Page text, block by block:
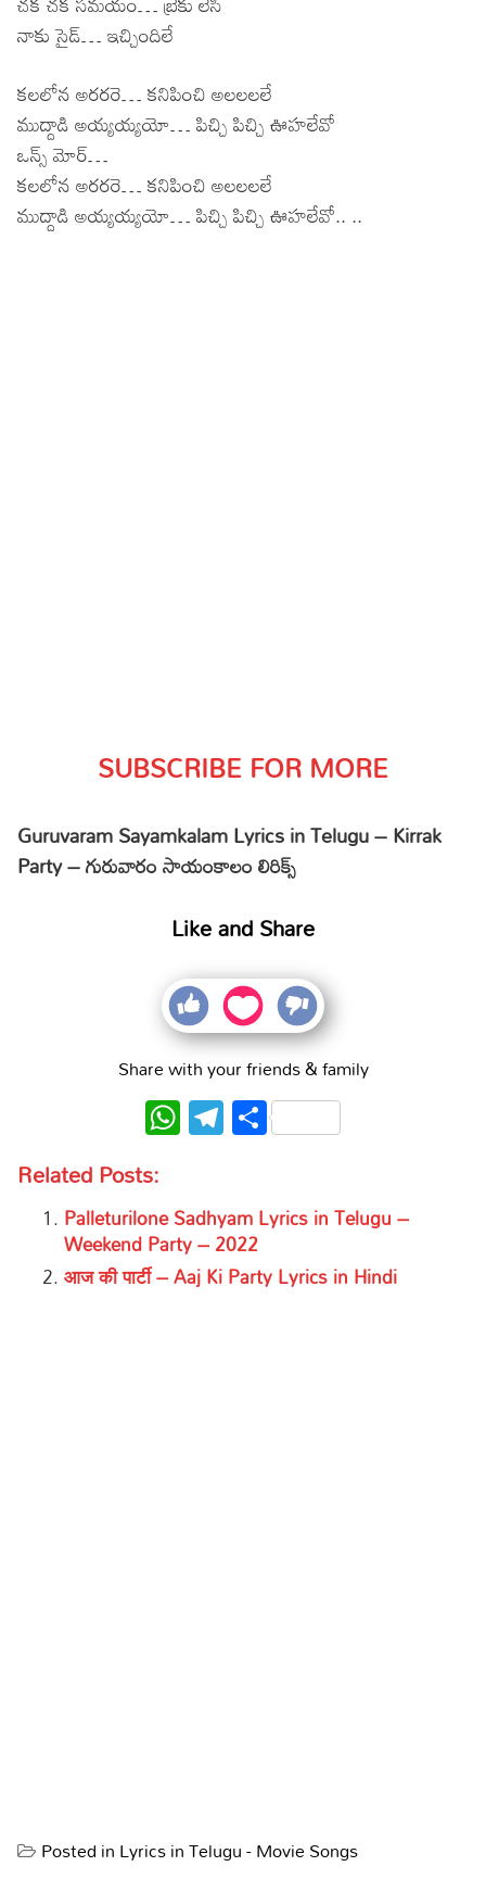
నాకు సైడ్… ఇచ్చిందిలే
కలలోన అరరరె… కనిపించి అలలలలే
ముద్దాడి అయ్యయ్యయో… పిచ్చి పిచ్చి ఊహలేవో
ఒన్స్ మోర్…
కలలోన అరరరె… కనిపించి అలలలలే
ముద్దాడి అయ్యయ్యయో… పిచ్చి పిచ్చి ఊహలేవో.. ..
SUBSCRIBE FOR MORE
Guruvaram Sayamkalam Lyrics in Telugu – Kirrak
Party – గురువారం సాయంకాలం లిరిక్స్
Like and Share
Share with your friends & family
WhatsApp
Telegram
Share
Related Posts:
Palleturilone Sadhyam Lyrics in Telugu –
Weekend Party – 2022
आज की पार्टी – Aaj Ki Party Lyrics in Hindi
Posted inLyrics in Telugu - Movie Songs